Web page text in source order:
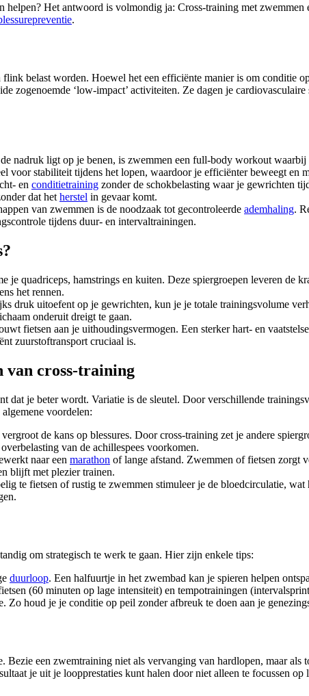
helpen? Het antwoord is volmondig ja: Cross-training met
.
belast worden. Hoewel het een efficiënte manier is om conditie
zogenoemde ‘low-impact’ activiteiten. Ze dagen je
nadruk ligt op je benen, is zwemmen een full-body workout
voor stabiliteit tijdens het lopen, waardoor je efficiënter beweegt en
en conditietraining zonder de schokbelasting waar je gewrichten
dat hetherstel in gevaar komt.
van zwemmen is de noodzaak tot gecontroleerde ademhaling.
tijdens duur- en intervaltrainingen.
je quadriceps, hamstrings en kuiten. Deze spiergroepen leveren de
het rennen.
druk uitoefent op je gewrichten, kun je je totale trainingsvolume
onderuit dreigt te gaan.
fietsen aan je uithoudingsvermogen. Een sterker hart- en
zuurstoftransport cruciaal is.
van cross-training
dat je beter wordt. Variatie is de sleutel. Door verschillende
voordelen:
de kans op blessures. Door cross-training zet je andere
van de achillespees voorkomen.
naar een marathon of lange afstand. Zwemmen of fietsen zorgt
blijft met plezier trainen.
te fietsen of rustig te zwemmen stimuleer je de bloedcirculatie,
om strategisch te werk te gaan. Hier zijn enkele tips:
duurloop. Een halfuurtje in het zwembad kan je spieren helpen
(60 minuten op lage intensiteit) en tempotrainingen
Zo houd je je conditie op peil zonder afbreuk te doen aan je
Bezie een zwemtraining niet als vervanging van hardlopen, maar
je uit je loopprestaties kunt halen door niet alleen te focussen